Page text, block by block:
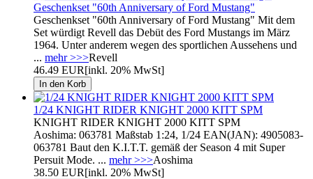
Geschenkset "60th Anniversary of Ford Mustang"
Geschenkset "60th Anniversary of Ford Mustang" Mit dem
Set würdigt Revell das Debüt des Ford Mustangs im März
1964. Unter anderem wegen des sportlichen Aussehens und
... mehr >>>Revell
46.49 EUR[inkl. 20% MwSt]
1/24 KNIGHT RIDER KNIGHT 2000 KITT SPM
KNIGHT RIDER KNIGHT 2000 KITT SPM
Aoshima: 063781 Maßstab 1:24, 1/24 EAN(JAN): 4905083-
063781 Baut den K.I.T.T. gemäß der Season 4 mit Super
Persuit Mode. ... mehr >>>Aoshima
38.50 EUR[inkl. 20% MwSt]